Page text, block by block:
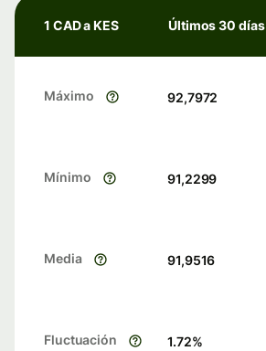
1 CAD a KES Últimos 30 días
Máximo 92,7972
Mínimo 91,2299
Media 91,9516
Fluctuación 1.72%